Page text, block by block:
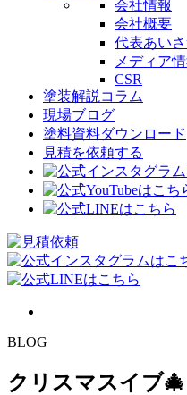
会社情報
会社概要
代表あい
メディア
CSR
塗装解説コラム
現場ブログ
塗料資料ダウンロード
見積を依頼する
BLOG
クリスマスイブ🎄